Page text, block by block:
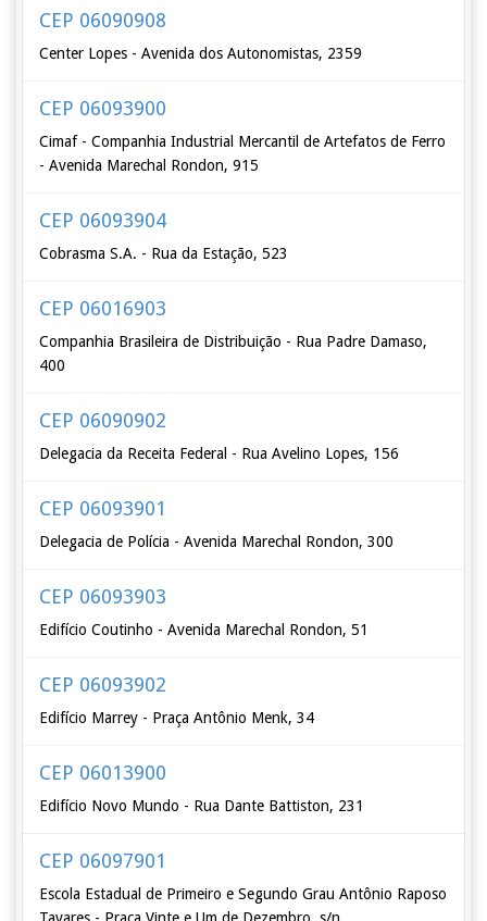
CEP 06090908
Center Lopes - Avenida dos Autonomistas, 2359
CEP 06093900
Cimaf - Companhia Industrial Mercantil de Artefatos de Ferro
- Avenida Marechal Rondon, 915
CEP 06093904
Cobrasma S.A. - Rua da Estação, 523
CEP 06016903
Companhia Brasileira de Distribuição - Rua Padre Damaso,
400
CEP 06090902
Delegacia da Receita Federal - Rua Avelino Lopes, 156
CEP 06093901
Delegacia de Polícia - Avenida Marechal Rondon, 300
CEP 06093903
Edifício Coutinho - Avenida Marechal Rondon, 51
CEP 06093902
Edifício Marrey - Praça Antônio Menk, 34
CEP 06013900
Edifício Novo Mundo - Rua Dante Battiston, 231
CEP 06097901
Escola Estadual de Primeiro e Segundo Grau Antônio Raposo